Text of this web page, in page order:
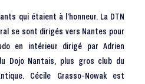
qui étaient à l’honneur. La DTN
se sont dirigés vers Nantes pour
en intérieur dirigé par Adrien
Dojo Nantais, plus gros club du
Cécile Grasso-Nowak est